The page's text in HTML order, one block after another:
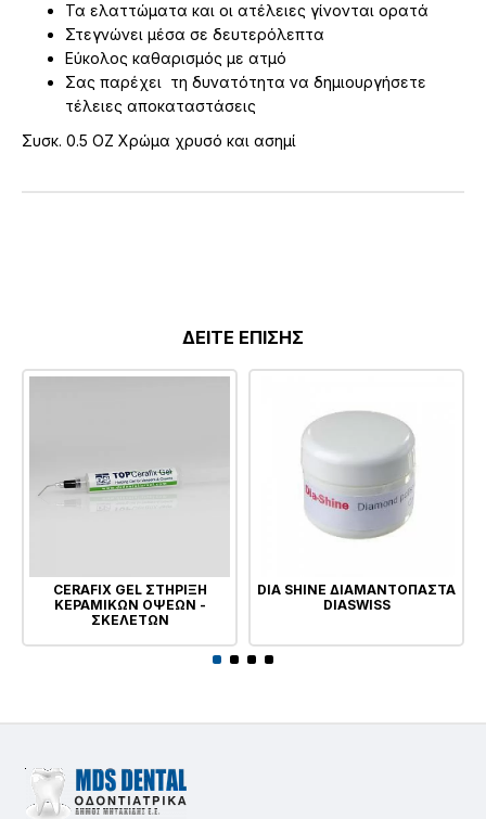
Τα ελαττώματα και οι ατέλειες γίνονται ορατά
Στεγνώνει μέσα σε δευτερόλεπτα
Εύκολος καθαρισμός με ατμό
Σας παρέχει τη δυνατότητα να δημιουργήσετε
τέλειες αποκαταστάσεις
Συσκ. 0.5 OZ Χρώμα χρυσό και ασημί
ΔΕΙΤΕ ΕΠΙΣΗΣ
CERAFIX GEL ΣΤΗΡΙΞΗ
ΚΕΡΑΜΙΚΩΝ ΟΨΕΩΝ -
ΣΚΕΛΕΤΩΝ
DIA SHINE ΔΙΑΜΑΝΤΟΠΑΣΤΑ
DIASWISS